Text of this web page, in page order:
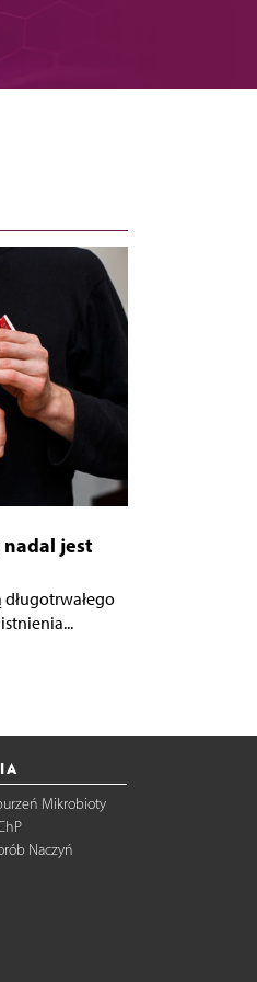
nadal jest
Mikrobioty
Naczyń